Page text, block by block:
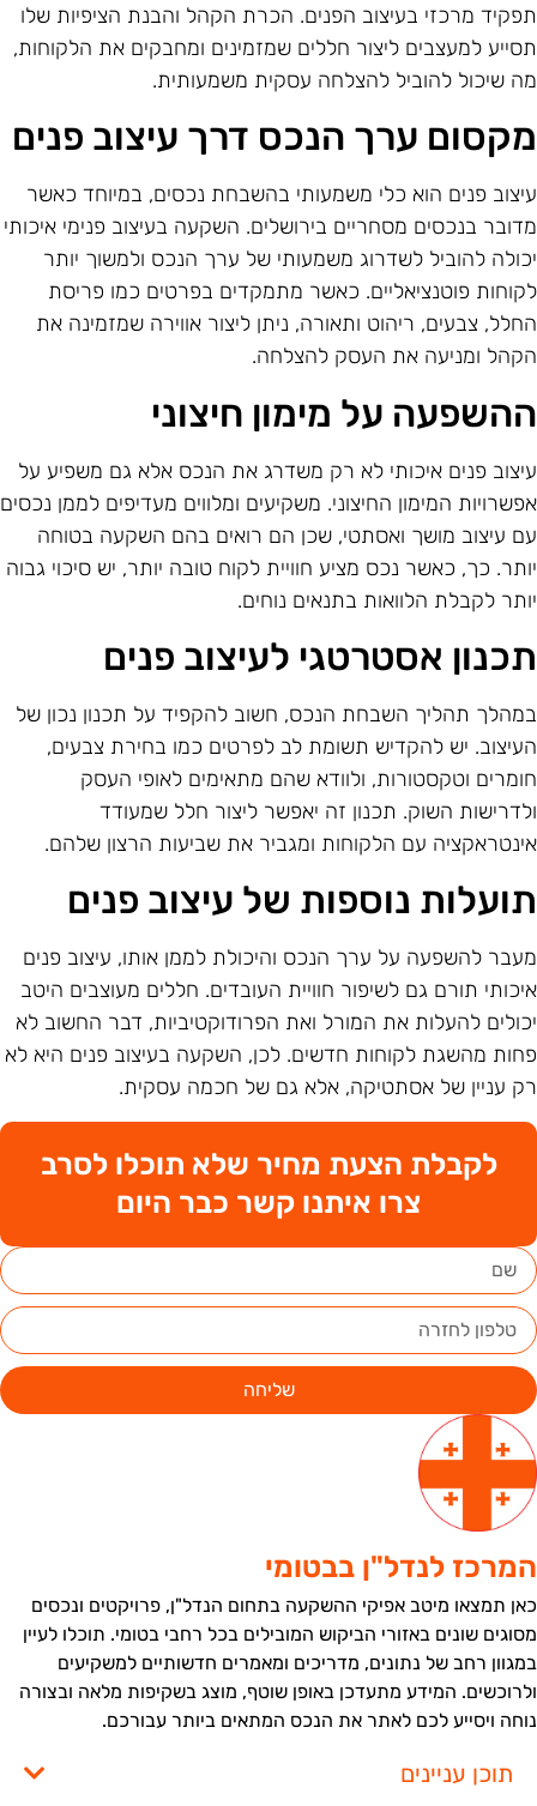
מרכזי בעיצוב הפנים. הכרת הקהל והבנת הציפיות שלו
למעצבים ליצור חללים שמזמינים ומחבקים את הלקוחות,
שיכול להוביל להצלחה עסקית משמעותית.
ערך הנכס דרך עיצוב פנים
פנים הוא כלי משמעותי בהשבחת נכסים, במיוחד כאשר
בנכסים מסחריים בירושלים. השקעה בעיצוב פנימי איכותי
להוביל לשדרוג משמעותי של ערך הנכס ולמשוך יותר
פוטנציאליים. כאשר מתמקדים בפרטים כמו פריסת
צבעים, ריהוט ותאורה, ניתן ליצור אווירה שמזמינה את
ומניעה את העסק להצלחה.
על מימון חיצוני
פנים איכותי לא רק משדרג את הנכס אלא גם משפיע על
המימון החיצוני. משקיעים ומלווים מעדיפים לממן נכסים
עיצוב מושך ואסתטי, שכן הם רואים בהם השקעה בטוחה
כך, כאשר נכס מציע חוויית לקוח טובה יותר, יש סיכוי גבוה
לקבלת הלוואות בתנאים נוחים.
אסטרטגי לעיצוב פנים
תהליך השבחת הנכס, חשוב להקפיד על תכנון נכון של
יש להקדיש תשומת לב לפרטים כמו בחירת צבעים,
וטקסטורות, ולוודא שהם מתאימים לאופי העסק
השוק. תכנון זה יאפשר ליצור חלל שמעודד
עם הלקוחות ומגביר את שביעות הרצון שלהם.
נוספות של עיצוב פנים
להשפעה על ערך הנכס והיכולת לממן אותו, עיצוב פנים
תורם גם לשיפור חוויית העובדים. חללים מעוצבים היטב
להעלות את המורל ואת הפרודוקטיביות, דבר החשוב לא
מהשגת לקוחות חדשים. לכן, השקעה בעיצוב פנים היא לא
עניין של אסתטיקה, אלא גם של חכמה עסקית.
לקבלת הצעת מחיר שלא תוכלו לסרב
צרו איתנו קשר כבר היום
שליחה
לנדל"ן בבטומי
תמצאו מיטב אפיקי ההשקעה בתחום הנדל"ן, פרויקטים ונכסים
שונים באזורי הביקוש המובילים בכל רחבי בטומי. תוכלו לעיין
רחב של נתונים, מדריכים ומאמרים חדשותיים למשקיעים
המידע מתעדכן באופן שוטף, מוצג בשקיפות מלאה ובצורה
ויסייע לכם לאתר את הנכס המתאים ביותר עבורכם.
תוכן עניינים